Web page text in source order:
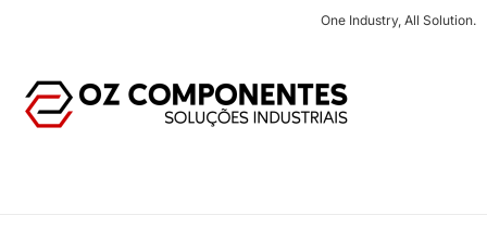
One Industry, All Solution.